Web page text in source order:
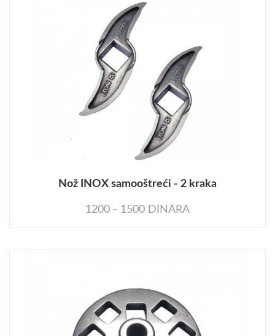
Nož INOX samooštreći - 2 kraka
1200 - 1500 DINARA